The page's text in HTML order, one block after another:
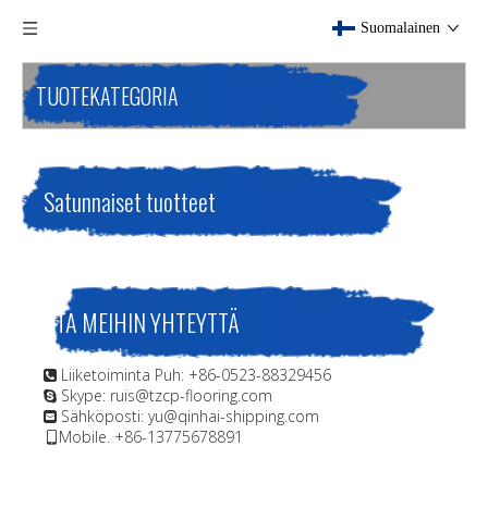
Suomalainen
TUOTEKATEGORIA
Satunnaiset tuotteet
OTA MEIHIN YHTEYTTÄ
 Liiketoiminta Puh: +86-0523-88329456
 Skype: ruis@tzcp-flooring.com
 Sähköposti: yu@qinhai-shipping.com
Mobile. +86-13775678891